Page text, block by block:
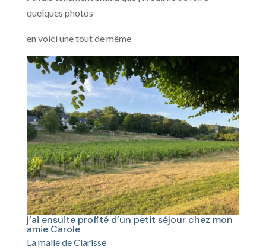
quelques photos
en voici une tout de même
j’ai ensuite profité d’un petit séjour chez mon
amie Carole
La malle de Clarisse